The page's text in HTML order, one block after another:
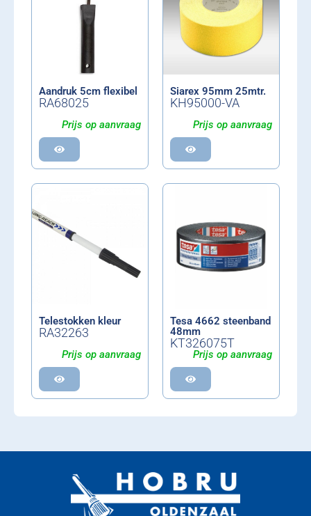
Aandruk 5cm flexibel
RA68025
Prijs op aanvraag
Siarex 95mm 25mtr.
KH95000-VA
Prijs op aanvraag
Telestokken kleur
RA32263
Prijs op aanvraag
Tesa 4662 steenband
48mm
KT326075T
Prijs op aanvraag